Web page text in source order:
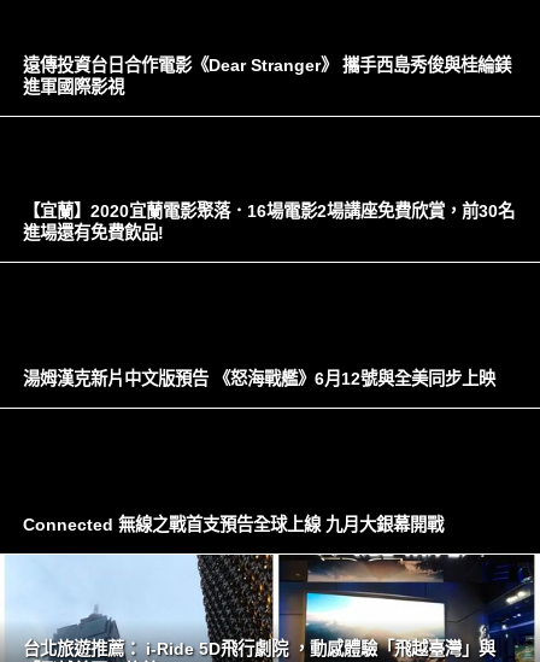
遠傳投資台日合作電影《Dear Stranger》 攜手西島秀俊與桂綸鎂
進軍國際影視
【宜蘭】2020宜蘭電影聚落．16場電影2場講座免費欣賞，前30名
進場還有免費飲品!
湯姆漢克新片中文版預告 《怒海戰艦》6月12號與全美同步上映
Connected 無線之戰首支預告全球上線 九月大銀幕開戰
台北旅遊推薦： i-Ride 5D飛行劇院 ，‎動感體驗「飛越臺灣」與